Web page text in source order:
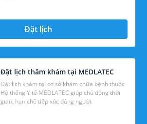
Đặt lịch
Đặt lịch thăm khám tại MEDLATEC
Đặt lịch khám tại cơ sở khám chữa bệnh thuộc
Hệ thống Y tế MEDLATEC giúp chủ động thời
gian, hạn chế tiếp xúc đông người.